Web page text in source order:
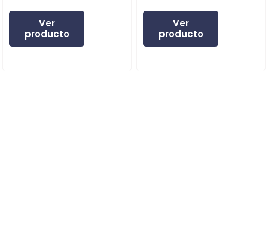
Ver
producto
Ver
producto